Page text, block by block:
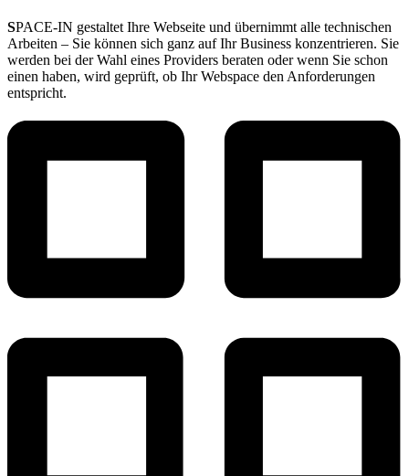
SPACE-IN gestaltet Ihre Webseite und übernimmt alle technischen
Arbeiten – Sie können sich ganz auf Ihr Business konzentrieren. Sie
werden bei der Wahl eines Providers beraten oder wenn Sie schon
einen haben, wird geprüft, ob Ihr Webspace den Anforderungen
entspricht.